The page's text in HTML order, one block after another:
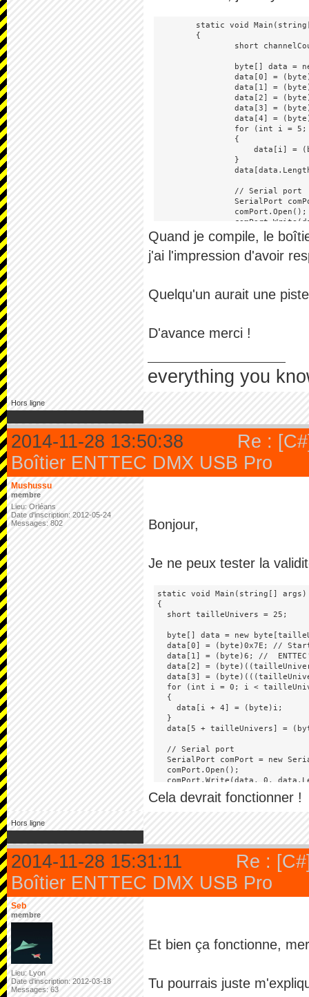
static void
        {
short
byte[] data =
data[0] =
data[1] =
data[2] =
data[3] =
data[4] =
for (int i =
                {
data[i] =
                }
                // Serial port
SerialPort
                comPort.Open();
        }
Quand je compile, le
j'ai l'impression d'avoir
Quelqu'un aurait une
D'avance merci !
everything you
Hors ligne
2014-11-28 13:50:38
Re :
Boîtier ENTTEC DMX USB Pro
Mushussu
membre
Lieu: Orléans
Date d'inscription: 2012-05-24
Messages: 802
Bonjour,
Je ne peux tester la
static void Main(string[] args)
{
  short tailleUnivers = 25;
byte[] data = new
data[0] = (byte)0x7E; //
data[1] = (byte)6; //
data[2] =
data[3] =
for (int i = 0; i <
  {
    data[i + 4] = (byte)i;
  }
data[5 + tailleUnivers] =
  // Serial port
SerialPort comPort = new
  comPort.Open();
comPort.Write(data, 0,
Cela devrait fonctionner !
Hors ligne
2014-11-28 15:31:11
Re :
Boîtier ENTTEC DMX USB Pro
Seb
membre
Lieu: Lyon
Date d'inscription: 2012-03-18
Messages: 63
Et bien ça fonctionne,
Tu pourrais juste